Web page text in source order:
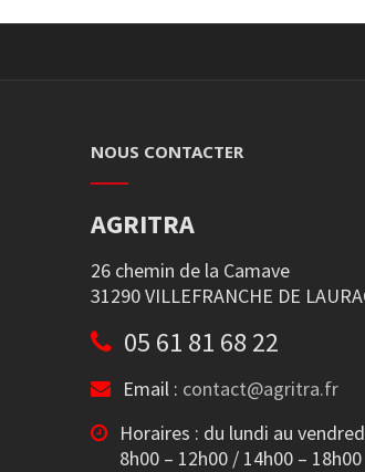
NOUS CONTACTER
AGRITRA
26 chemin de la Camave
31290 VILLEFRANCHE DE
05 61 81 68 22
Email : contact@agritra.fr
Horaires : du lundi au
8h00 – 12h00 / 14h00 – 18h00